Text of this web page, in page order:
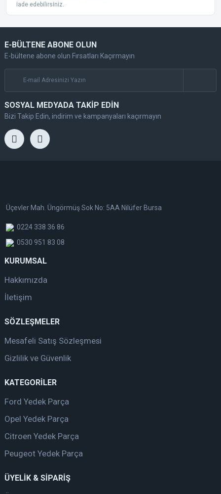
iade edebilirsiniz.
E-BÜLTENE ABONE OLUN
E-bültene abone olun Fırsatları Kaçırmayın
SOSYAL MEDYADA TAKİP EDİN
Bizi Takip Edin, indirim ve kampanyaları kaçırmayın
Üçevler Mah. Üngörmüş Sok No: 5AA Nilüfer Bursa
0224 338 36 86
0530 951 83 08
KURUMSAL
Hakkımızda
İletişim
SÖZLEŞMELER
Mesafeli Satış Sözleşmesi
Gizlilik ve Güvenlik
KATEGORİLER
Ford Yedek Parça
Opel Yedek Parça
Citroen Yedek Parça
Peugeot Yedek Parça
ÜYELİK & SİPARİŞ